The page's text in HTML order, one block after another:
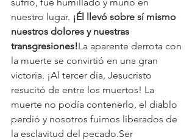
nuestro lugar. ¡Él llevó sobre sí mismo
nuestros dolores y nuestras
transgresiones!La aparente derrota con
la muerte se convirtió en una gran
victoria. ¡Al tercer día, Jesucristo
resucitó de entre los muertos! La
muerte no podía contenerlo, el diablo
perdió y nosotros fuimos liberados de
la esclavitud del pecado.Ser